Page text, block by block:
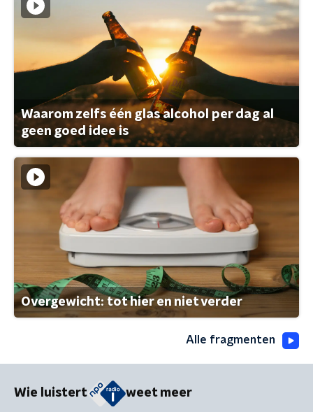
Waarom zelfs één glas alcohol per dag al
geen goed idee is
Overgewicht: tot hier en niet verder
Alle fragmenten
Wie luistert weet meer